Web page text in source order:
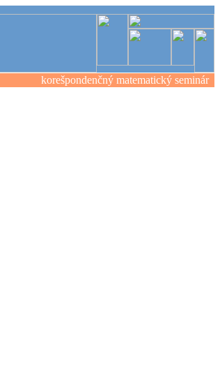
korešpondenčný matematický seminár